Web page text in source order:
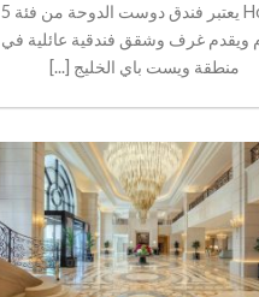
Hotel يعتبر فندق دوست الدوحة من فئة 5
ويقدم غرف وشقق فندقية عائلية في
منطقة ويست باي الخليج [...]